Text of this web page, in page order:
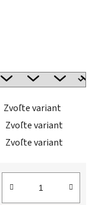
Zvoľte variant
Zvoľte variant
Zvoľte variant